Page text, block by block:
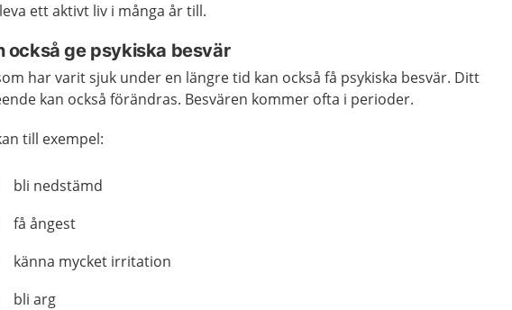
ett aktivt liv i många år till.
också ge psykiska besvär
har varit sjuk under en längre tid kan också få psykiska besvär. Ditt
kan också förändras. Besvären kommer ofta i perioder.
till exempel:
bli nedstämd
få ångest
känna mycket irritation
bli arg